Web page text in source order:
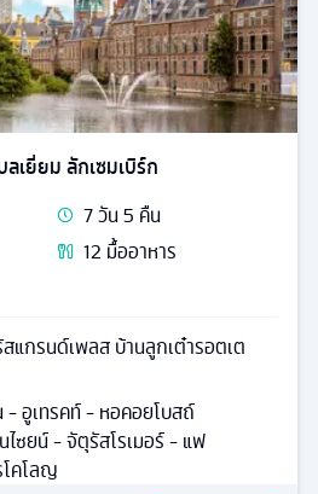
ลเยี่ยม ลักเซมเบิร์ก
7วัน5 คืน
12 มื้ออาหาร
แกรนด์เพลส บ้านลูกเต๋ารอตเต
- อูเทรคท์ - หอคอยโบสถ์
ซยน์ - จัตุรัสโรเมอร์ - แฟ
คโลญ